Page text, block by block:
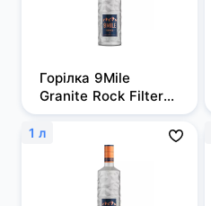
Горілка 9Mile
Granite Rock Filtered
0,5л, 37,5%
1 л